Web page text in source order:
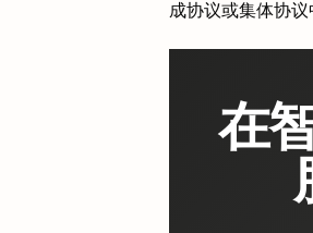
成协议或集体协议
在